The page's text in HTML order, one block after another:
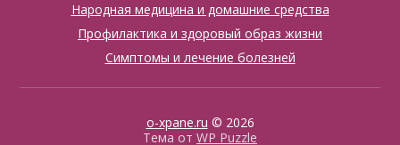
Народная медицина и домашние средства
Профилактика и здоровый образ жизни
Симптомы и лечение болезней
o-xpane.ru © 2026
Тема от WP Puzzle